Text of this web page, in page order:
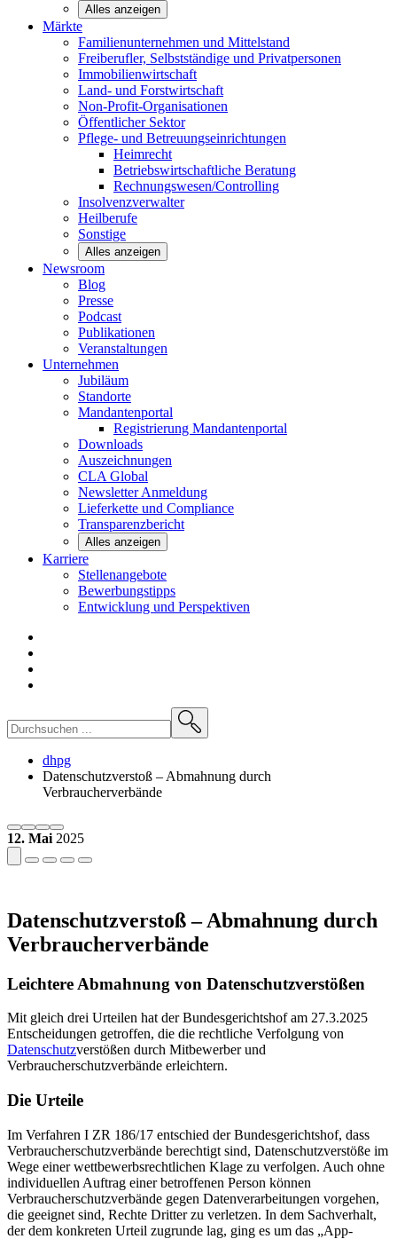
Alles anzeigen
Märkte
Familienunternehmen und Mittelstand
Freiberufler, Selbstständige und Privatpersonen
Immobilienwirtschaft
Land- und Forstwirtschaft
Non-Profit-Organisationen
Öffentlicher Sektor
Pflege- und Betreuungseinrichtungen
Heimrecht
Betriebswirtschaftliche Beratung
Rechnungswesen/Controlling
Insolvenzverwalter
Heilberufe
Sonstige
Alles anzeigen
Newsroom
Blog
Presse
Podcast
Publikationen
Veranstaltungen
Unternehmen
Jubiläum
Standorte
Mandantenportal
Registrierung Mandantenportal
Downloads
Auszeichnungen
CLA Global
NewsletterAnmeldung
Lieferkette und Compliance
Transparenzbericht
Alles anzeigen
Karriere
Stellenangebote
Bewerbungstipps
Entwicklung und Perspektiven
dhpg
Datenschutzverstoß – Abmahnung durch
Verbraucherverbände
12. Mai 2025
Datenschutzverstoß – Abmahnung durch
Verbraucherverbände
Leichtere Abmahnung von Datenschutzverstößen
Mit gleich drei Urteilen hat der Bundesgerichtshof am 27.3.2025
Entscheidungen getroffen, die die rechtliche Verfolgung von
Datenschutzverstößen durch Mitbewerber und
Verbraucherschutzverbände erleichtern.
Die Urteile
Im Verfahren I ZR 186/17 entschied der Bundesgerichtshof, dass
Verbraucherschutzverbände berechtigt sind, Datenschutzverstöße im
Wege einer wettbewerbsrechtlichen Klage zu verfolgen. Auch ohne
individuellen Auftrag einer betroffenen Person können
Verbraucherschutzverbände gegen Datenverarbeitungen vorgehen,
die geeignet sind, Rechte Dritter zu verletzen. In dem Sachverhalt,
der dem konkreten Urteil zugrunde lag, ging es um das „App-